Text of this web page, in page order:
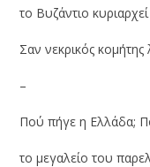
το Βυζάντιο κυριαρχεί
Σαν νεκρικός κομήτης
–
Πού πήγε η Ελλάδα;
το μεγαλείο του